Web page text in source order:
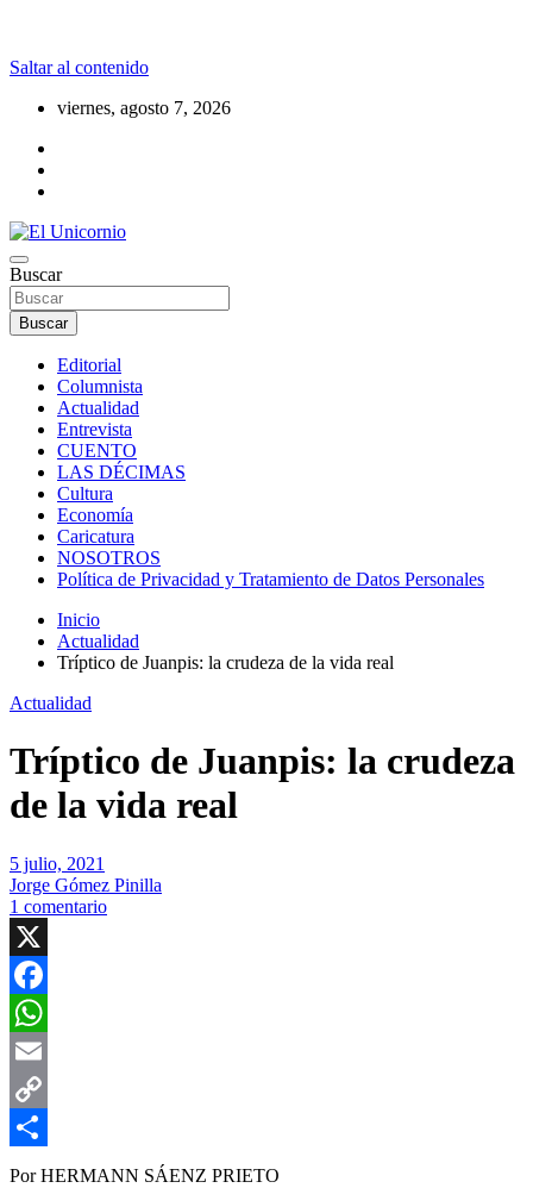
Saltar al contenido
viernes, agosto 7, 2026
El Unicornio
La realidad supera la fantasía
Buscar
Buscar
Editorial
Columnista
Actualidad
Entrevista
CUENTO
LAS DÉCIMAS
Cultura
Economía
Caricatura
NOSOTROS
Política de Privacidad y Tratamiento de Datos Personales
Inicio
Actualidad
Tríptico de Juanpis: la crudeza de la vida real
Actualidad
Tríptico de Juanpis: la crudeza
de la vida real
5 julio, 2021
Jorge Gómez Pinilla
1 comentario
X
Facebook
WhatsApp
Email
Copy
Link
Compartir
Por HERMANN SÁENZ PRIETO